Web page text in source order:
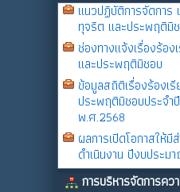
แนวปฏิบัติการจัดการ
ทุจริต และประพฤติมิ
ช่องทางแจ้งเรื่องร้อ
และประพฤติมิชอบ
ข้อมูลสถิติเรื่องร้องเ
ประพฤติมิชอบประจำ
พ.ศ.2568
ผลการเปิดโอกาสให้มี
ดำเนินงาน ปีงบประ
การบริหารจัดการคว